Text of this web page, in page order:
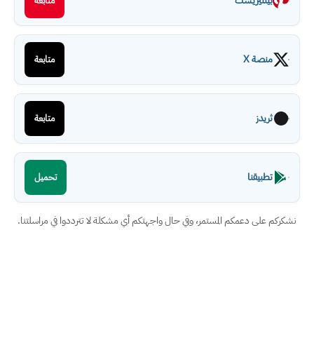
منصة X متابعة
ثريدز متابعة
تطبيقنا تحميل
نشكركم على دعمكم المستمر، وفي حال واجهتكم أي مشكلة لا تترددوا في مراسلتنا.